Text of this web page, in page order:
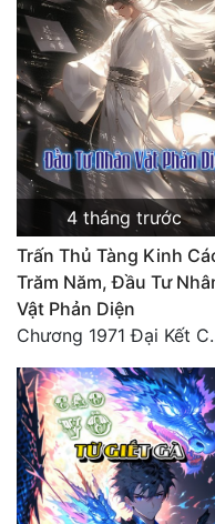
Đông Phương Huyền Huyễn
Đồng Nhân
Cẩu Đạo Trường Sinh
Ngự Thú
Truyện Nam
Truyện Nữ
Vô Địch Lưu
Đam Mỹ
Đẹp
Đẹp Hiệp
4 tháng trước
Trấn Thủ Tàng Kinh
Trăm Năm, Đầu Tư
Vật Phản Diện